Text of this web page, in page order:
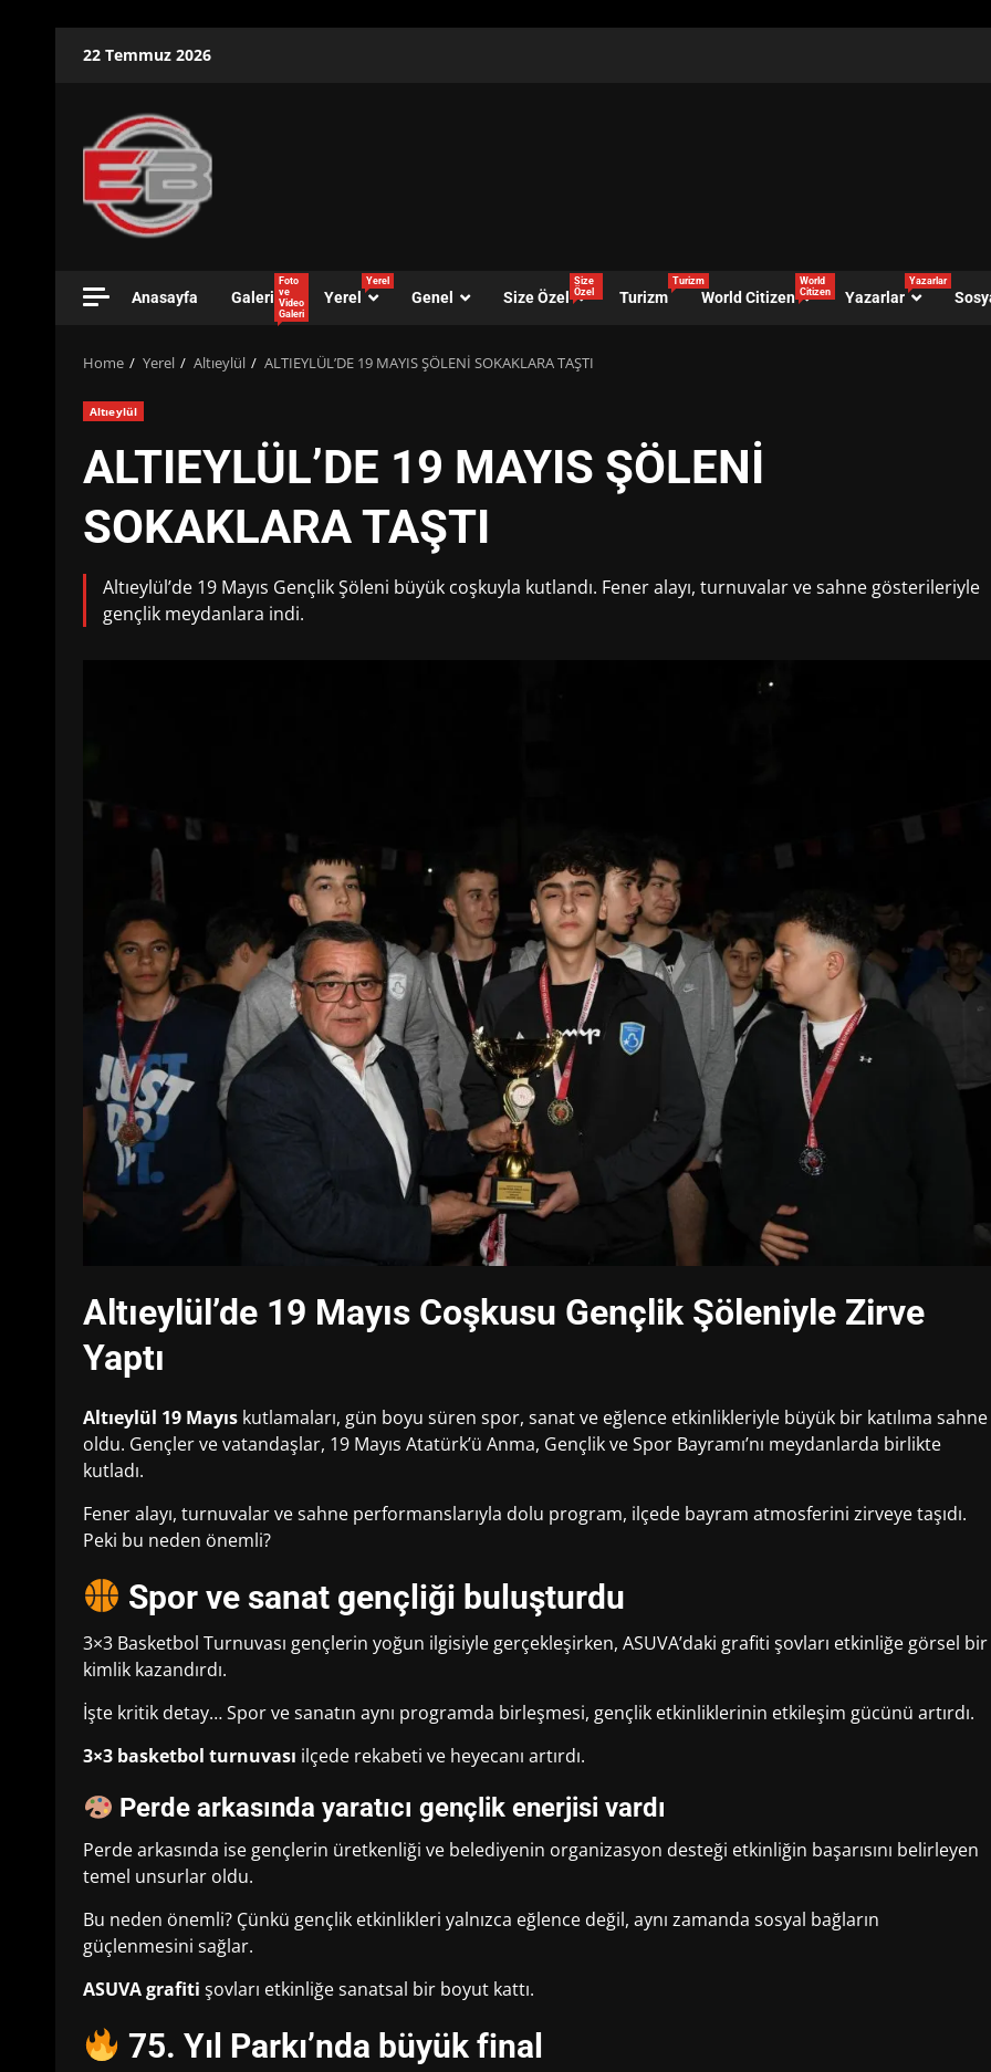
22 Temmuz 2026
Anasayfa Galeri
Foto
ve
Video
Galeri
Yerel
Yerel
Genel Size Özel
Size
Özel
Turizm
Turizm
World Citizen
World
Citizen
Yazarlar
Yazarlar
Home Yerel Altıeylül ALTIEYLÜL’DE 19 MAYIS ŞÖLENİ SOKAKLARA TAŞTI
Altıeylül
ALTIEYLÜL’DE 19 MAYIS ŞÖLENİ
SOKAKLARA TAŞTI
Altıeylül’de 19 Mayıs Gençlik Şöleni büyük coşkuyla kutlandı. Fener alayı, turnuvalar ve sahne gösterileriyle
gençlik meydanlara indi.
Altıeylül’de 19 Mayıs Coşkusu Gençlik Şöleniyle Zirve
Yaptı
Altıeylül 19 Mayıs kutlamaları, gün boyu süren spor, sanat ve eğlence etkinlikleriyle büyük bir katılıma sahne
oldu. Gençler ve vatandaşlar, 19 Mayıs Atatürk’ü Anma, Gençlik ve Spor Bayramı’nı meydanlarda birlikte
kutladı.
Fener alayı, turnuvalar ve sahne performanslarıyla dolu program, ilçede bayram atmosferini zirveye taşıdı.
Peki bu neden önemli?
Spor ve sanat gençliği buluşturdu
3×3 Basketbol Turnuvası gençlerin yoğun ilgisiyle gerçekleşirken, ASUVA’daki grafiti şovları etkinliğe görsel bir
kimlik kazandırdı.
İşte kritik detay… Spor ve sanatın aynı programda birleşmesi, gençlik etkinliklerinin etkileşim gücünü artırdı.
3×3 basketbol turnuvası ilçede rekabeti ve heyecanı artırdı.
Perde arkasında yaratıcı gençlik enerjisi vardı
Perde arkasında ise gençlerin üretkenliği ve belediyenin organizasyon desteği etkinliğin başarısını belirleyen
temel unsurlar oldu.
Bu neden önemli? Çünkü gençlik etkinlikleri yalnızca eğlence değil, aynı zamanda sosyal bağların
güçlenmesini sağlar.
ASUVA grafiti şovları etkinliğe sanatsal bir boyut kattı.
75. Yıl Parkı’nda büyük final